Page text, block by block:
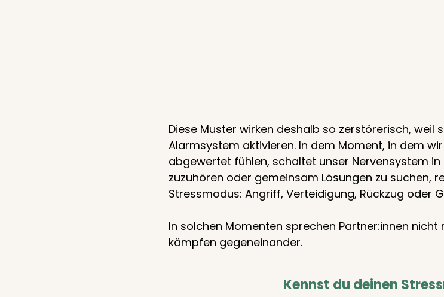
Diese Muster wirken deshalb so zerstörerisch, weil
Alarmsystem aktivieren. In dem Moment, in dem
abgewertet fühlen, schaltet unser Nervensystem
zuzuhören oder gemeinsam Lösungen zu suchen,
Stressmodus: Angriff, Verteidigung, Rückzug oder
In solchen Momenten sprechen Partner:innen
kämpfen gegeneinander.
Kennst du deinen